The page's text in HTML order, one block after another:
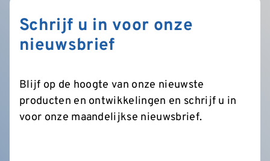
Schrijf u in voor onze
nieuwsbrief
Blijf op de hoogte van onze nieuwste
producten en ontwikkelingen en schrijf u in
voor onze maandelijkse nieuwsbrief.